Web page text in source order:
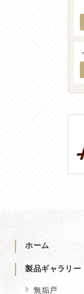
ホーム
製品ギャラリー
無垢戸